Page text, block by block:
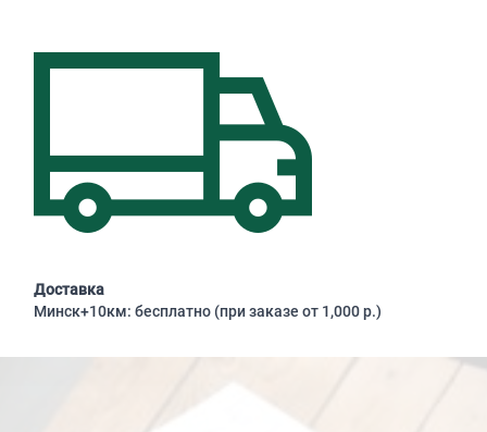
Доставка
Минск+10км: бесплатно (при заказе от 1,000 р.)